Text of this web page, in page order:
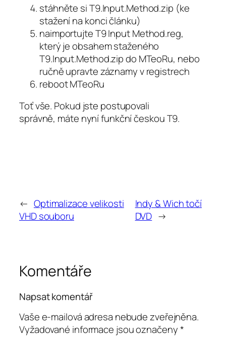
stáhněte siT9.Input.Method.zip (ke
stažení na konci článku)
naimportujteT9 Input Method.reg,
který je obsahem staženého
T9.Input.Method.zip do MTeoRu, nebo
ručně upravte záznamy v registrech
reboot MTeoRu
Toť vše. Pokud jste postupovali
správně, máte nyní funkční českou T9.
← Optimalizace velikosti
VHD souboru
Indy & Wich točí
DVD →
Komentáře
Napsat komentář
Vaše e-mailová adresa nebude zveřejněna.
Vyžadované informace jsou označeny*